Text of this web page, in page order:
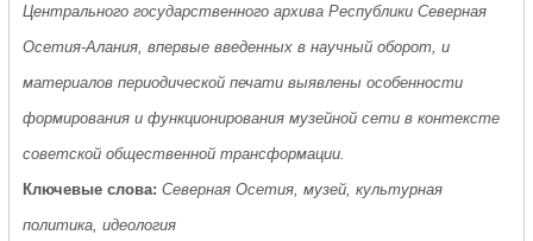
Центрального государственного архива Республики Северная
Осетия-Алания, впервые введенных в научный оборот, и
материалов периодической печати выявлены особенности
формирования и функционирования музейной сети в контексте
советской общественной трансформации.
Ключевые слова: Северная Осетия, музей, культурная
политика, идеология